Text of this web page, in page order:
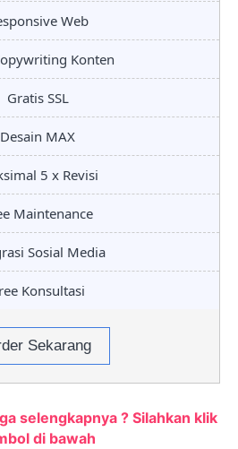
Web
Konten
Gratis SSL
Desain MAX
5 x Revisi
Maintenance
Sosial Media
Konsultasi
Sekarang
selengkapnya ? Silahkan klik
di bawah